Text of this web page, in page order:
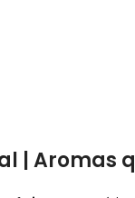
| Aromas